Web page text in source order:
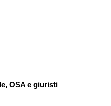
OSA e giuristi